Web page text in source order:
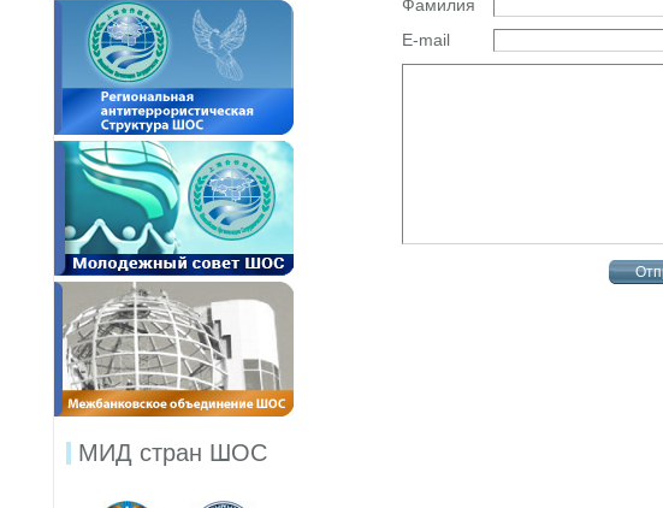
МИД стран ШОС
Фамилия
E-mail